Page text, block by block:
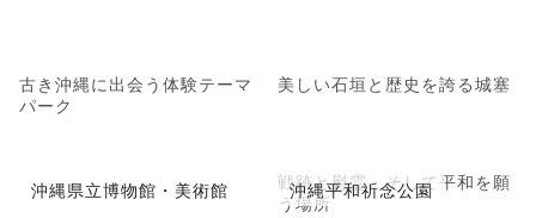
古き沖縄に出会う体験テーマ
パーク
美しい石垣と歴史を誇る城塞
沖縄県立博物館・美術館 沖縄平和祈念公園
戦跡と慰霊、そして平和を願
う場所